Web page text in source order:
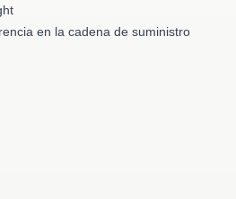
en la cadena de suministro